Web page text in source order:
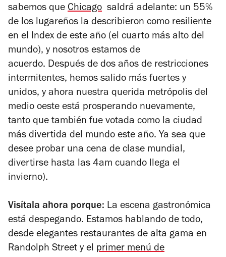
sabemos que Chicago saldrá adelante: un 55%
de los lugareños la describieron como resiliente
en el Index de este año (el cuarto más alto del
mundo), y nosotros estamos de
acuerdo. Después de dos años de restricciones
intermitentes, hemos salido más fuertes y
unidos, y ahora nuestra querida metrópolis del
medio oeste está prosperando nuevamente,
tanto que también fue votada como la ciudad
más divertida del mundo este año. Ya sea que
desee probar una cena de clase mundial,
divertirse hasta las 4am cuando llega el
invierno).
Visítala ahora porque: La escena gastronómica
está despegando. Estamos hablando de todo,
desde elegantes restaurantes de alta gama en
Randolph Street y el primer menú de